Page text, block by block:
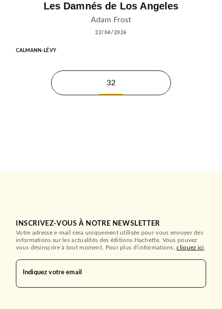
Les Damnés de Los Angeles
Adam Frost
22/04/2026
CALMANN-LÉVY
32
INSCRIVEZ-VOUS À NOTRE NEWSLETTER
Votre adresse e-mail sera uniquement utilisée pour vous envoyer des
informations sur les actualités des éditions Hachette. Vous pouvez
vous désinscrire à tout moment. Pour plus d’informations,cliquez ici
Indiquez votre email